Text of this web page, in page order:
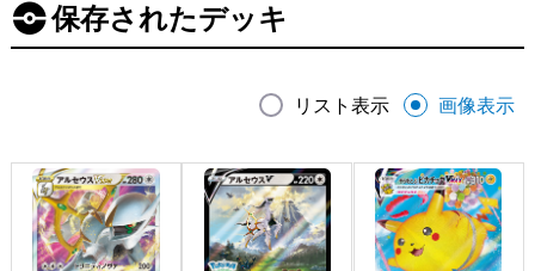
保存されたデッキ
リスト表示 画像表示